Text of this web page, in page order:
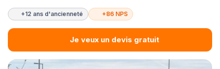
+12 ans d'ancienneté +86 NPS
Je veux un devis gratuit